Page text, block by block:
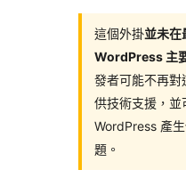
這個外掛並未在
WordPress 主
發者可能不再對
供技術支援，並
WordPress 產
題。